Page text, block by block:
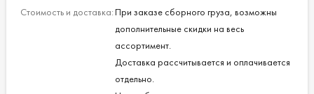
Стоимость и доставка:При заказе сборного груза, возможны
дополнительные скидки на весь
ассортимент.
Доставка рассчитывается и оплачивается
отдельно.